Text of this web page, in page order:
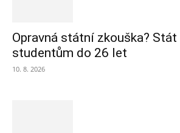
Opravná státní zkouška?
studentům do 26 let
10. 8. 2026